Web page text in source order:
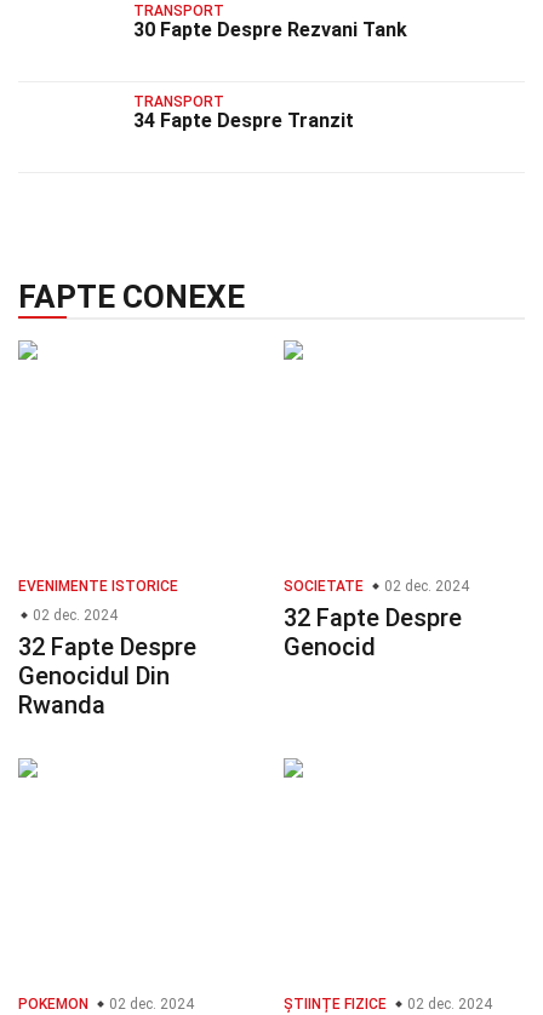
TRANSPORT
30 Fapte Despre Rezvani Tank
TRANSPORT
34 Fapte Despre Tranzit
FAPTE CONEXE
EVENIMENTE ISTORICE
02 dec. 2024
32 Fapte Despre
Genocidul Din
Rwanda
SOCIETATE 02 dec. 2024
32 Fapte Despre
Genocid
POKEMON 02 dec. 2024 ȘTIINȚE FIZICE 02 dec. 2024